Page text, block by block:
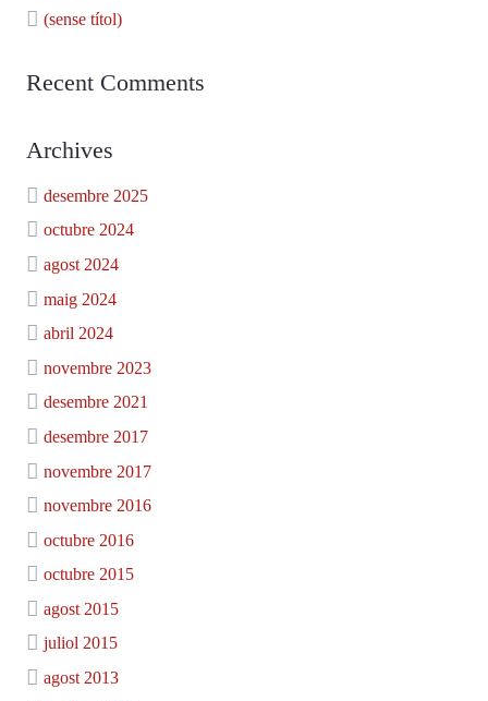
(sense títol)
Recent Comments
Archives
desembre 2025
octubre 2024
agost 2024
maig 2024
abril 2024
novembre 2023
desembre 2021
desembre 2017
novembre 2017
novembre 2016
octubre 2016
octubre 2015
agost 2015
juliol 2015
agost 2013